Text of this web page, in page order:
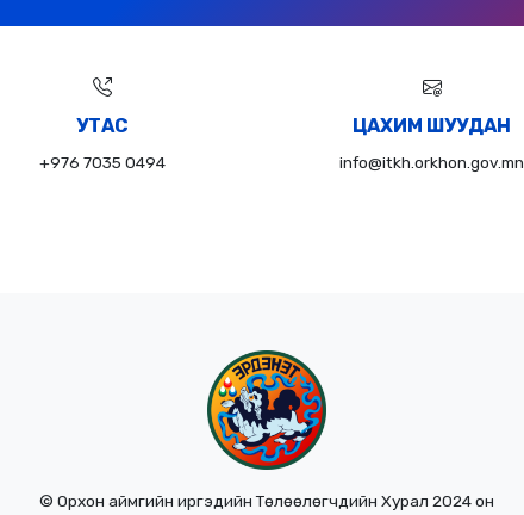
УТАС
+976 7035 0494
ЦАХИМ ШУУДАН
info@itkh.orkhon.gov.mn
© Орхон аймгийн иргэдийн Төлөөлөгчдийн Хурал 2024 он